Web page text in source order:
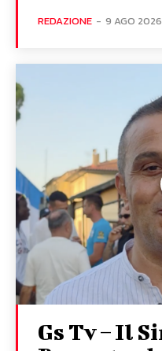
REDAZIONE - 9 AGO 2026
Gs Tv – Il